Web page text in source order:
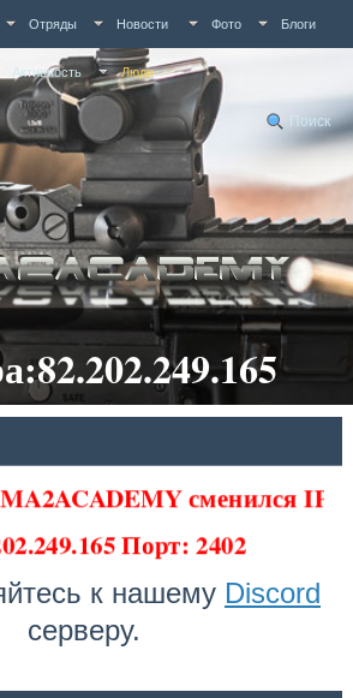
Отряды Новости Фото Блоги
Активность Люди
Поиск
сменился IP
Порт: 2402
к нашему Discord
серверу.